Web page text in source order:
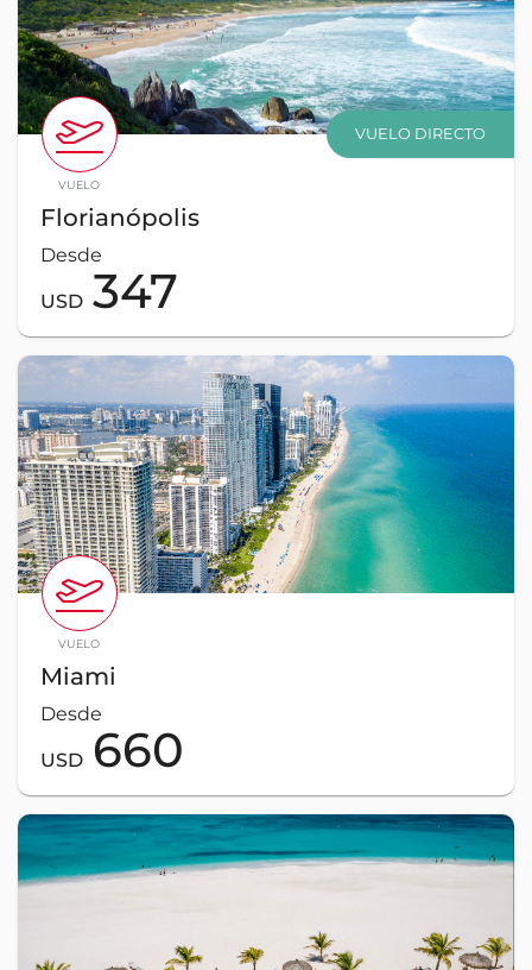
VUELO
VUELO DIRECTO
Florianópolis
Desde
USD 347
VUELO
Miami
Desde
USD 660